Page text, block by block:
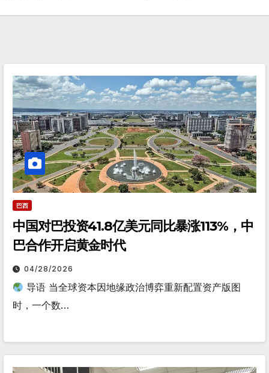
巴西
中国对巴投资41.8亿美元同比暴涨113%，中
巴合作开启黄金时代
04/28/2026
导语 当全球资本因地缘政治博弈重新配置资产版图
时，一个数…